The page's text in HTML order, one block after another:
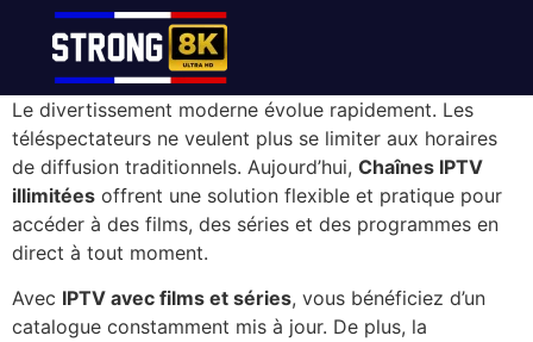
Le divertissement moderne évolue rapidement. Les
téléspectateurs ne veulent plus se limiter aux horaires
de diffusion traditionnels. Aujourd’hui, Chaînes IPTV
illimitées offrent une solution flexible et pratique pour
accéder à des films, des séries et des programmes en
direct à tout moment.
Avec IPTV avec films et séries, vous bénéficiez d’un
catalogue constamment mis à jour. De plus, la